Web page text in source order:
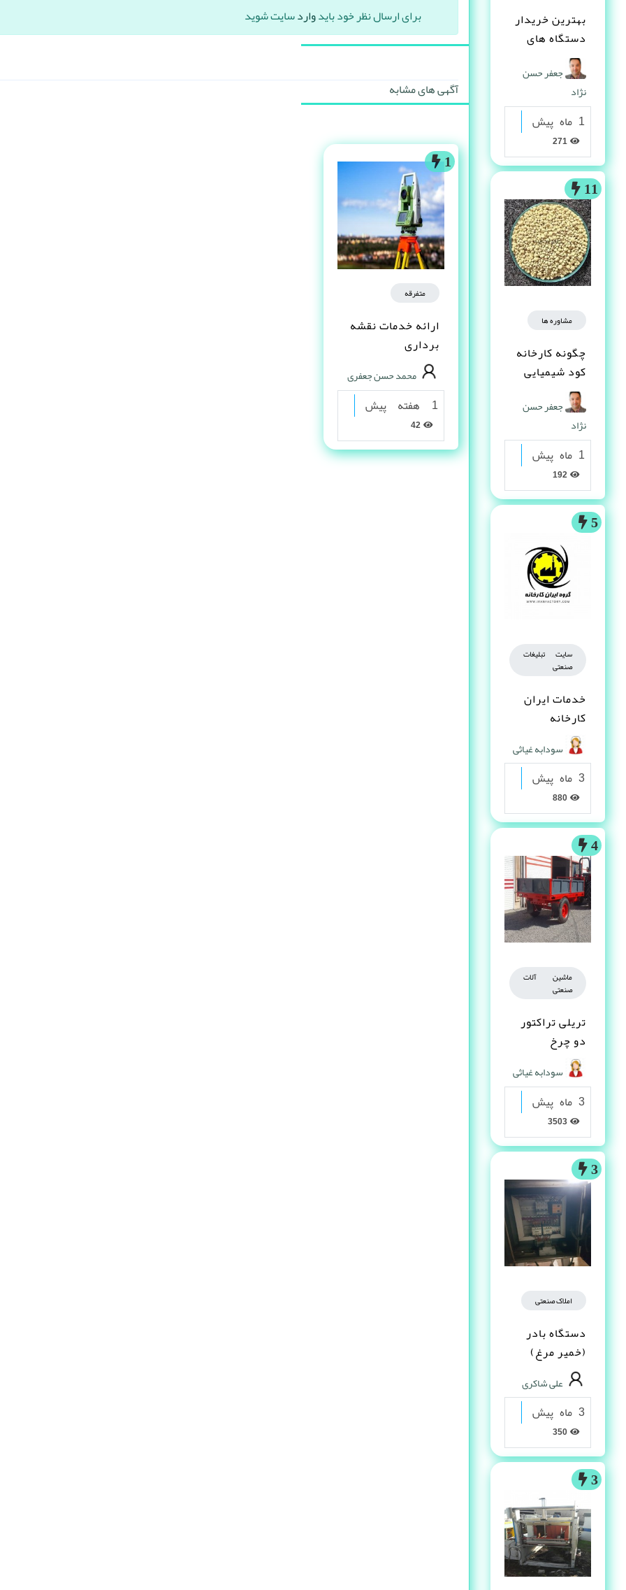
بهترین خریدار
دستگاه های
دست دوم
صنعتی کیست ؟
جعفر حسن
نژاد
1 ماه پیش
11
مشاوره ها
چگونه کارخانه
کود شیمیایی
تاسیس کنم ؟
جعفر حسن
نژاد
1 ماه پیش
5
سایت تبلیغات
صنعتی
خدمات ایران
کارخانه
سودابه غیاثی
3 ماه پیش
4
ماشین آلات
صنعتی
تریلی تراکتور
دو چرخ
سودابه غیاثی
3 ماه پیش
3
املاک صنعتی
دستگاه بادر
(خمیر مرغ)
علی شاکری
3 ماه پیش
3
برای ارسال نظر خود بایدواردسایت شوید
آگهی های مشابه
1
متفرقه
ارائه خدمات نقشه
برداری
محمد حسن جعفری
1 هفته پیش